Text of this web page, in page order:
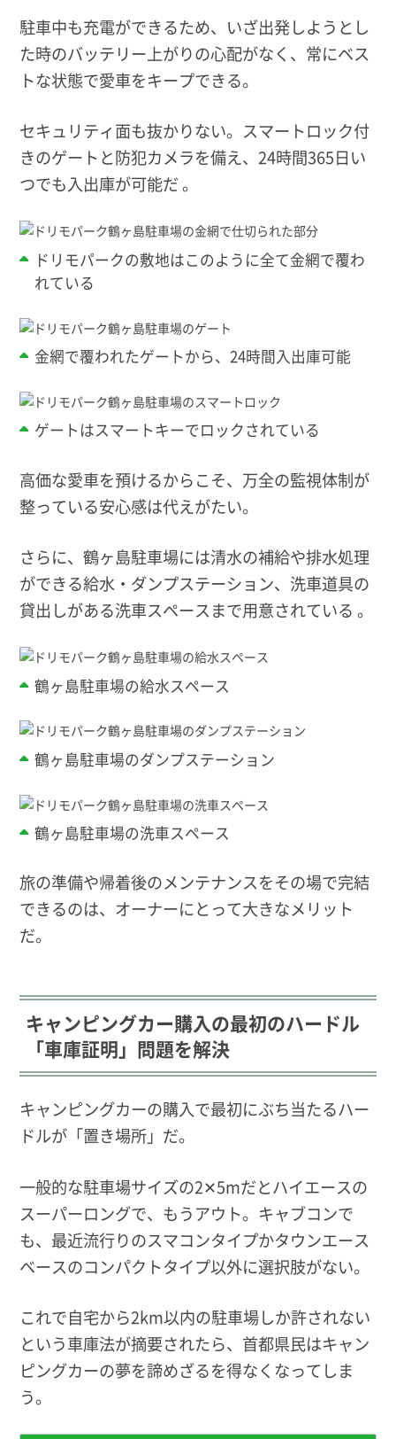
駐車中も充電ができるため、いざ出発しようとし
た時のバッテリー上がりの心配がなく、常にベス
トな状態で愛車をキープできる。
セキュリティ面も抜かりない。スマートロック付
きのゲートと防犯カメラを備え、24時間365日い
つでも入出庫が可能だ 。
ドリモパークの敷地はこのように全て金網で覆わ
れている
金網で覆われたゲートから、24時間入出庫可能
ゲートはスマートキーでロックされている
高価な愛車を預けるからこそ、万全の監視体制が
整っている安心感は代えがたい。
さらに、鶴ヶ島駐車場には清水の補給や排水処理
ができる給水・ダンプステーション、洗車道具の
貸出しがある洗車スペースまで用意されている 。
鶴ヶ島駐車場の給水スペース
鶴ヶ島駐車場のダンプステーション
鶴ヶ島駐車場の洗車スペース
旅の準備や帰着後のメンテナンスをその場で完結
できるのは、オーナーにとって大きなメリット
だ。
キャンピングカー購入の最初のハードル
「車庫証明」問題を解決
キャンピングカーの購入で最初にぶち当たるハー
ドルが「置き場所」だ。
一般的な駐車場サイズの2✕5mだとハイエースの
スーパーロングで、もうアウト。キャブコンで
も、最近流行りのスマコンタイプかタウンエース
ベースのコンパクトタイプ以外に選択肢がない。
これで自宅から2km以内の駐車場しか許されない
という車庫法が摘要されたら、首都県民はキャン
ピングカーの夢を諦めざるを得なくなってしま
う。